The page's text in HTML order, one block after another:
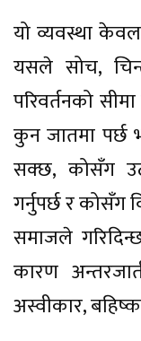
यो व्यवस्था
यसले सोच,
परिवर्तनको
कुन जातमा पर्छ
सक्छ, कोसँग
गर्नुपर्छ र कोसँग
समाजले
कारण
अस्वीकार,